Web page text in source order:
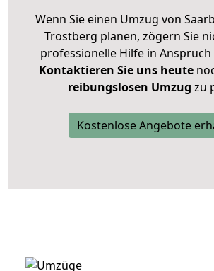
Wenn Sie einen Umzug von
Trostberg planen, zögern Sie
professionelle Hilfe in Anspruch
Kontaktieren Sie uns heute
reibungslosen Umzug zu
Kostenlose Angebote